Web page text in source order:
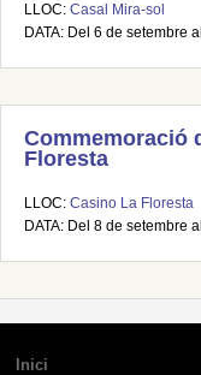
LLOC: Casal Mira-sol
DATA: Del 6 de setembre
Commemoració
Floresta
LLOC: Casino La Floresta
DATA: Del 8 de setembre
Inici